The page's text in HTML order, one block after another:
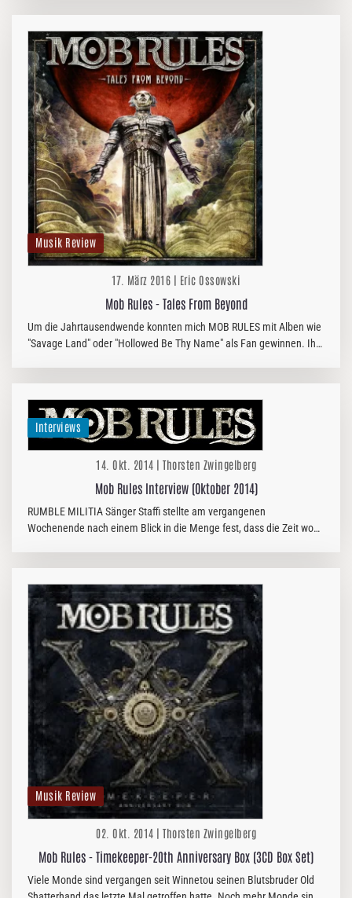
Musik Review
17. März 2016 | Eric Ossowski
Mob Rules - Tales From Beyond
Um die Jahrtausendwende konnten mich MOB RULES mit Alben wie
"Savage Land" oder "Hollowed Be Thy Name" als Fan gewinnen. Ihr
Interviews
14. Okt. 2014 | Thorsten Zwingelberg
Mob Rules Interview (Oktober 2014)
RUMBLE MILITIA Sänger Staffi stellte am vergangenen
Wochenende nach einem Blick in die Menge fest, dass die Zeit wohl
Musik Review
02. Okt. 2014 | Thorsten Zwingelberg
Mob Rules - Timekeeper-20th Anniversary Box (3CD Box Set)
Viele Monde sind vergangen seit Winnetou seinen Blutsbruder Old